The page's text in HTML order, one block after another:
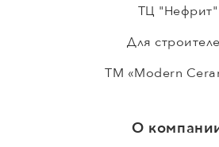
ТЦ "Нефрит"
Для
ТМ «Modern
О